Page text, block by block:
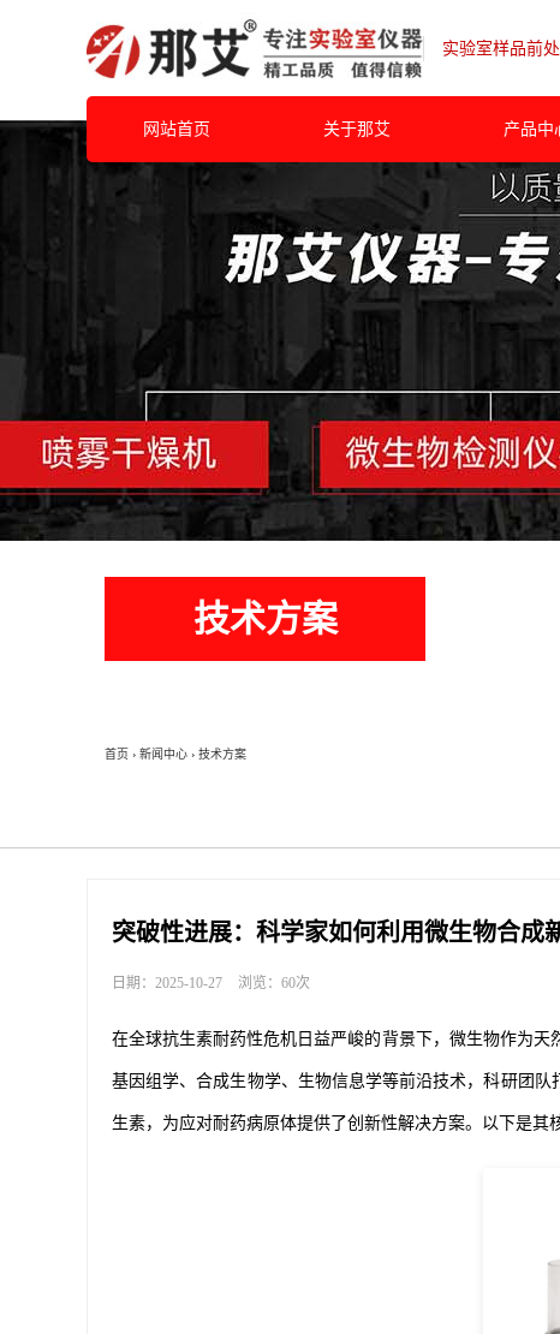
实验室样品前
网站首页 关于那艾 产品中
技术方案
首页 › 新闻中心 › 技术方案
突破性进展：科学家如何利用微生物合成
日期：2025-10-27 浏览：60次
在全球抗生素耐药性危机日益严峻的背景下，微生物作为
基因组学、合成生物学、生物信息学等前沿技术，科研团
生素，为应对耐药病原体提供了创新性解决方案。以下是其